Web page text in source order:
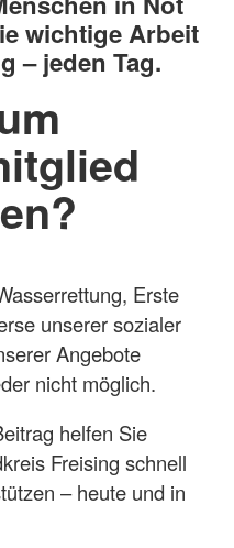
wichtige Arbeit
– jeden Tag.
Erste
unserer sozialer
Angebote
nicht möglich.
helfen Sie
Freising schnell
– heute und in